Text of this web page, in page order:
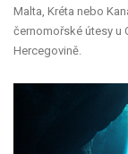
Malta, Kréta nebo
černomořské útesy u
Hercegovině.